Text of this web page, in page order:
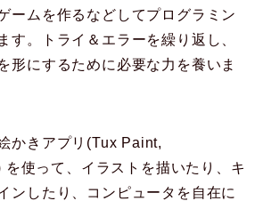
ームを作るなどしてプログラミン
す。トライ＆エラーを繰り返し、
形にするために必要な力を養いま
かきアプリ(Tux Paint,
使って、イラストを描いたり、キ
ンしたり、コンピュータを自在に